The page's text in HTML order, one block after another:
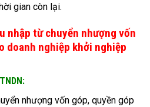
gian còn lại.
nhập từ chuyển nhượng vốn
doanh nghiệp khởi nghiệp
nhượng vốn góp, quyền góp